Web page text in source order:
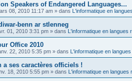
Speakers of Endangered Languages...
08, 2010 11:17 am » dans L'informatique en
benn ar stlenneg
01, 2010 3:31 pm » dans L'informatique en langues
Office 2010
22, 2010 5:35 pm » dans L'informatique en
a ses caractères officiels !
18, 2010 5:55 pm » dans L'informatique en langues